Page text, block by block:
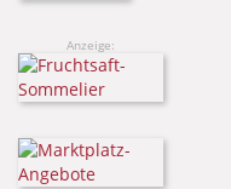
Anzeige: